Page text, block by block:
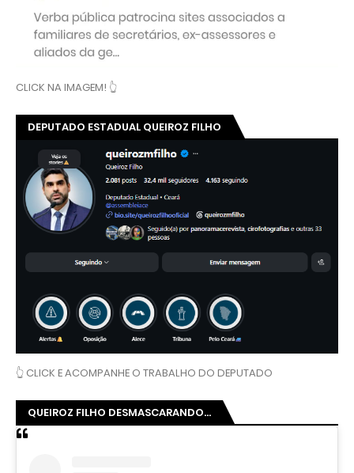
CLICK NA IMAGEM! 👆
DEPUTADO ESTADUAL QUEIROZ FILHO
👆 CLICK E ACOMPANHE O TRABALHO DO DEPUTADO
QUEIROZ FILHO DESMASCARANDO...